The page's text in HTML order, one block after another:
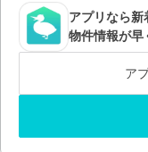
アプリなら新
物件情報が早
ア